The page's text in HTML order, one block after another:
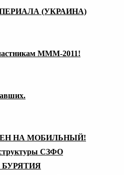
(УКРАИНА)
МММ-2011!
НА МОБИЛЬНЫЙ!
СЗФО
БУРЯТИЯ